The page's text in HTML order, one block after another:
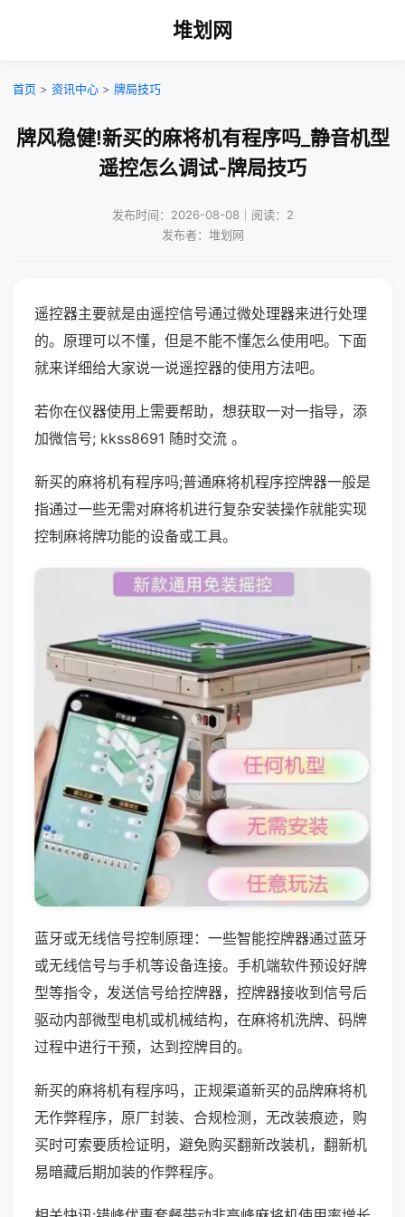
堆划网
首页 > 资讯中心 > 牌局技巧
牌风稳健!新买的麻将机有程序吗_静音机型
遥控怎么调试-牌局技巧
发布时间：2026-08-08｜阅读：2
发布者：堆划网
遥控器主要就是由遥控信号通过微处理器来进行处理
的。原理可以不懂，但是不能不懂怎么使用吧。下面
就来详细给大家说一说遥控器的使用方法吧。
若你在仪器使用上需要帮助，想获取一对一指导，添
加微信号; kkss8691 随时交流 。
新买的麻将机有程序吗;普通麻将机程序控牌器一般是
指通过一些无需对麻将机进行复杂安装操作就能实现
控制麻将牌功能的设备或工具。
蓝牙或无线信号控制原理：一些智能控牌器通过蓝牙
或无线信号与手机等设备连接。手机端软件预设好牌
型等指令，发送信号给控牌器，控牌器接收到信号后
驱动内部微型电机或机械结构，在麻将机洗牌、码牌
过程中进行干预，达到控牌目的。
新买的麻将机有程序吗，正规渠道新买的品牌麻将机
无作弊程序，原厂封装、合规检测，无改装痕迹，购
买时可索要质检证明，避免购买翻新改装机，翻新机
易暗藏后期加装的作弊程序。